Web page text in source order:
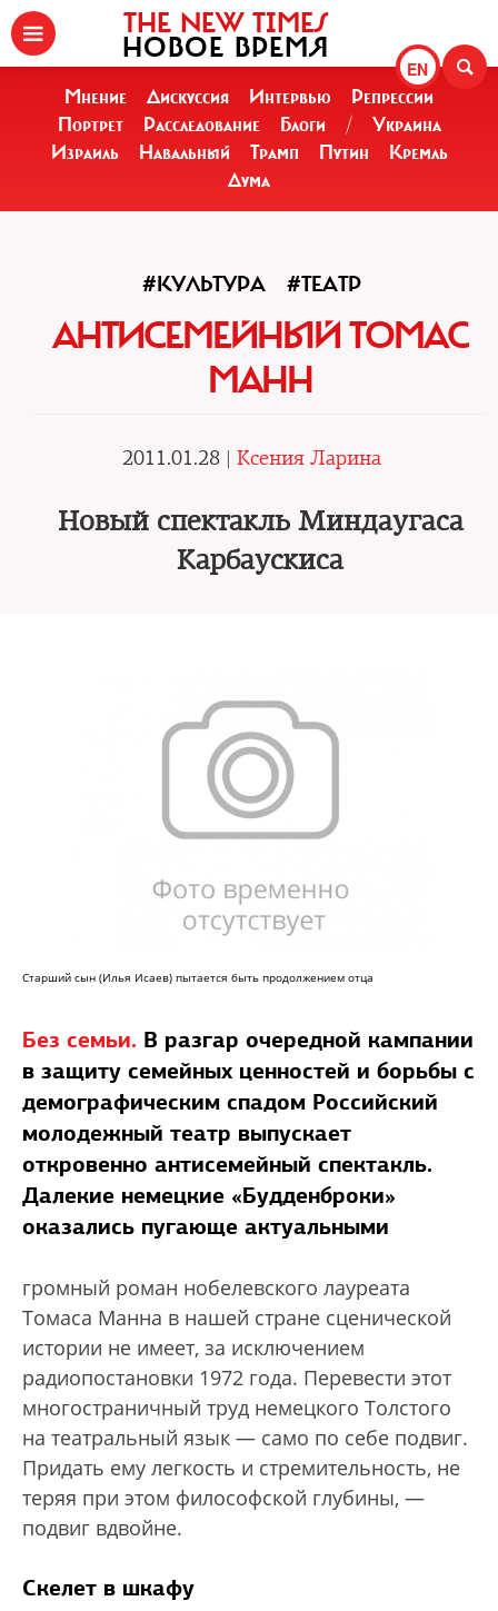
EN
THE NEW TIMES
НОВОЕ ВРЕМЯ
Мнение Дискуссия Интервью
Репрессии
Портрет
Расследование Блоги /
Украина
Израиль
Навальный Трамп Путин
Кремль
Дума
#КУЛЬТУРА #ТЕАТР
АНТИСЕМЕЙНЫЙ ТОМАС
МАНН
2011.01.28 | Ксения Ларина
Новый спектакль Миндаугаса
Карбаускиса
Старший сын (Илья Исаев) пытается быть продолжением отца
Без семьи. В разгар очередной кампании
в защиту семейных ценностей и борьбы с
демографическим спадом Российский
молодежный театр выпускает
откровенно антисемейный спектакль.
Далекие немецкие «Будденброки»
оказались пугающе актуальными
громный роман нобелевского лауреата
Томаса Манна в нашей стране сценической
истории не имеет, за исключением
радиопостановки 1972 года. Перевести этот
многостраничный труд немецкого Толстого
на театральный язык — само по себе подвиг.
Придать ему легкость и стремительность, не
теряя при этом философской глубины, —
подвиг вдвойне.
Скелет в шкафу